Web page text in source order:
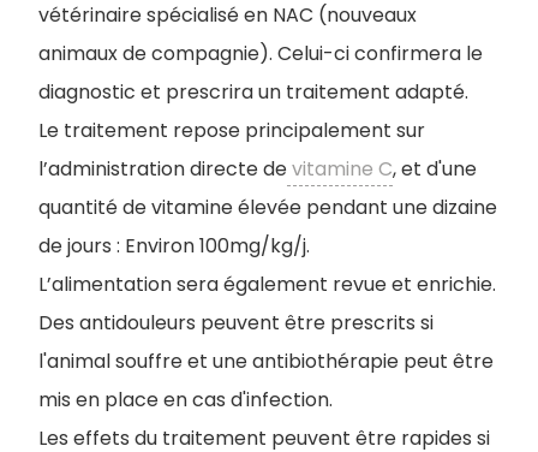
vétérinaire spécialisé en NAC (nouveaux
animaux de compagnie). Celui-ci confirmera le
diagnostic et prescrira un traitement adapté.
Le traitement repose principalement sur
l’administration directe devitamine C, et d'une
quantité de vitamine élevée pendant une dizaine
de jours : Environ 100mg/kg/j.
L’alimentation sera également revue et enrichie.
Des antidouleurs peuvent être prescrits si
l'animal souffre et une antibiothérapie peut être
mis en place en cas d'infection.
Les effets du traitement peuvent être rapides si